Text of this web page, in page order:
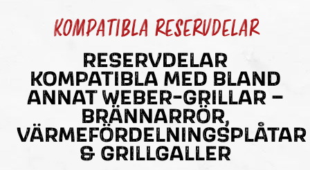
KOMPATIBLA RESERVDELAR
RESERVDELAR
KOMPATIBLA MED BLAND
ANNAT WEBER-GRILLAR –
BRÄNNARRÖR,
VÄRMEFÖRDELNINGSPLÅTAR
& GRILLGALLER